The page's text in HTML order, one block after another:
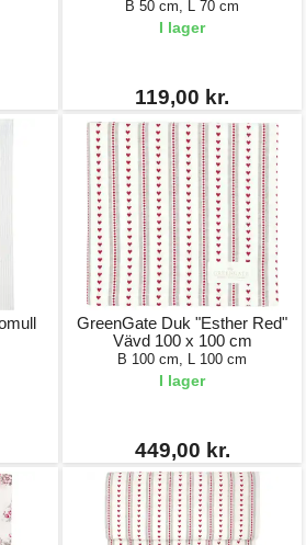
B 50 cm, L 70 cm
I lager
119,00 kr.
GreenGate Duk "Esther Red"
Vävd 100 x 100 cm
B 100 cm, L 100 cm
I lager
449,00 kr.